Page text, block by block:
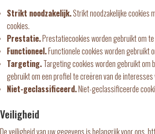
Strikt noodzakelijk.Strikt noodzakelijke cookies
cookies.
Prestatie.Prestatiecookies worden gebruikt om
Functioneel.Functionele cookies worden gebruikt
Targeting.Targeting cookies worden gebruikt om
gebruikt om een profiel te creëren van de
Niet-geclassificeerd.Niet-geclassificeerde
Veiligheid